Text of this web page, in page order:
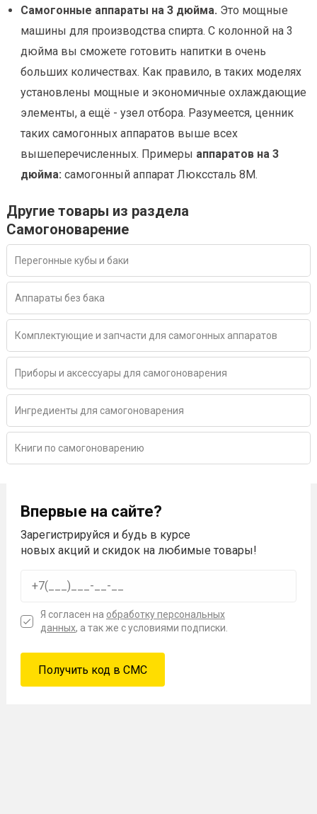
Самогонные аппараты на 3 дюйма. Это мощные
машины для производства спирта. С колонной на 3
дюйма вы сможете готовить напитки в очень
больших количествах. Как правило, в таких моделях
установлены мощные и экономичные охлаждающие
элементы, а ещё - узел отбора. Разумеется, ценник
таких самогонных аппаратов выше всех
вышеперечисленных. Примеры аппаратов на 3
дюйма: самогонный аппарат Люкссталь 8М.
Другие товары из раздела
Самогоноварение
Перегонные кубы и баки
Аппараты без бака
Комплектующие и запчасти для самогонных аппаратов
Приборы и аксессуары для самогоноварения
Ингредиенты для самогоноварения
Книги по самогоноварению
Впервые на сайте?
Зарегистрируйся и будь в курсе
новых акций и скидок на любимые товары!
Я согласен на обработку персональных
данных, а так же с условиями подписки.